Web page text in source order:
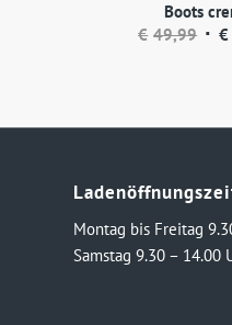
Boots
€ 49,99 €
Montag bis Freitag
Samstag 9.30 – 14.00